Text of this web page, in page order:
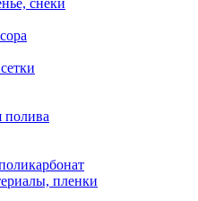
полива
пленки